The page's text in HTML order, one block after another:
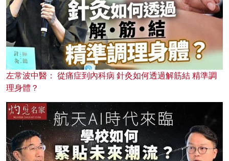
左常波中醫： 從痛症到內科病 針灸如何透過解筋結 精準調
理身體？